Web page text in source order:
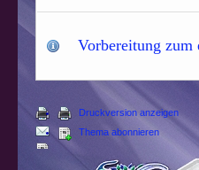
Vorbereitung
Druckversion anzeigen
Thema abonnieren